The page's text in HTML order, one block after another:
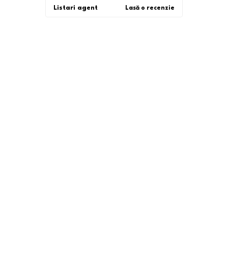
Listari agent Lasă o recenzie